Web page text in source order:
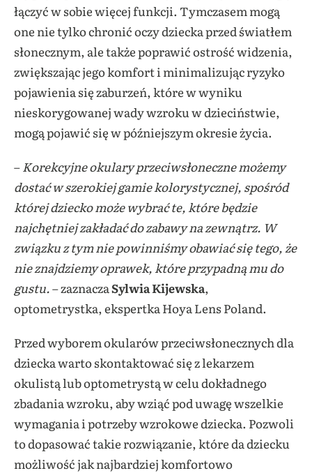
łączyć w sobie więcej funkcji. Tymczasem mogą
one nie tylko chronić oczy dziecka przed światłem
słonecznym, ale także poprawić ostrość widzenia,
zwiększając jego komfort i minimalizując ryzyko
pojawienia się zaburzeń, które w wyniku
nieskorygowanej wady wzroku w dzieciństwie,
mogą pojawić się w późniejszym okresie życia.
– Korekcyjne okulary przeciwsłoneczne możemy
dostać w szerokiej gamie kolorystycznej, spośród
której dziecko może wybrać te, które będzie
najchętniej zakładać do zabawy na zewnątrz. W
związku z tym nie powinniśmy obawiać się tego, że
nie znajdziemy oprawek, które przypadną mu do
gustu.– zaznaczaSylwia Kijewska,
optometrystka, ekspertka Hoya Lens Poland.
Przed wyborem okularów przeciwsłonecznych dla
dziecka warto skontaktować się z lekarzem
okulistą lub optometrystą w celu dokładnego
zbadania wzroku, aby wziąć pod uwagę wszelkie
wymagania i potrzeby wzrokowe dziecka. Pozwoli
to dopasować takie rozwiązanie, które da dziecku
możliwość jak najbardziej komfortowo